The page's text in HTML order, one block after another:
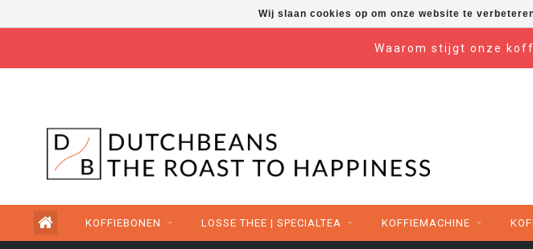
Waarom stijgt onze
KOFFIEBONEN LOSSE THEE | SPECIALTEA KOFFIEMACHINE
Wij slaan cookies op om onze website te